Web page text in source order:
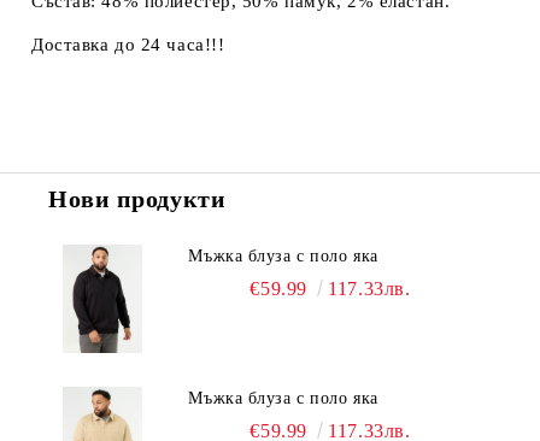
Доставка до 24 часа!!!
Нови продукти
Мъжка блуза с поло яка
€59.99 117.33лв.
Мъжка блуза с поло яка
€59.99 117.33лв.